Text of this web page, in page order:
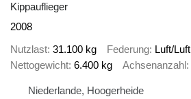
Kippauflieger
2008
Nutzlast 31.100 kg Federung Luft/Luft
Nettogewicht 6.400 kg Achsenanzahl
Niederlande, Hoogerheide